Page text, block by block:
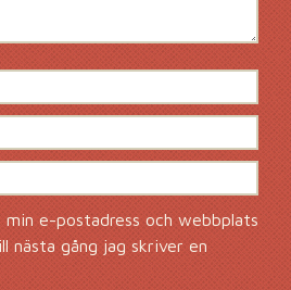
e-postadress och webbplats
nästa gång jag skriver en